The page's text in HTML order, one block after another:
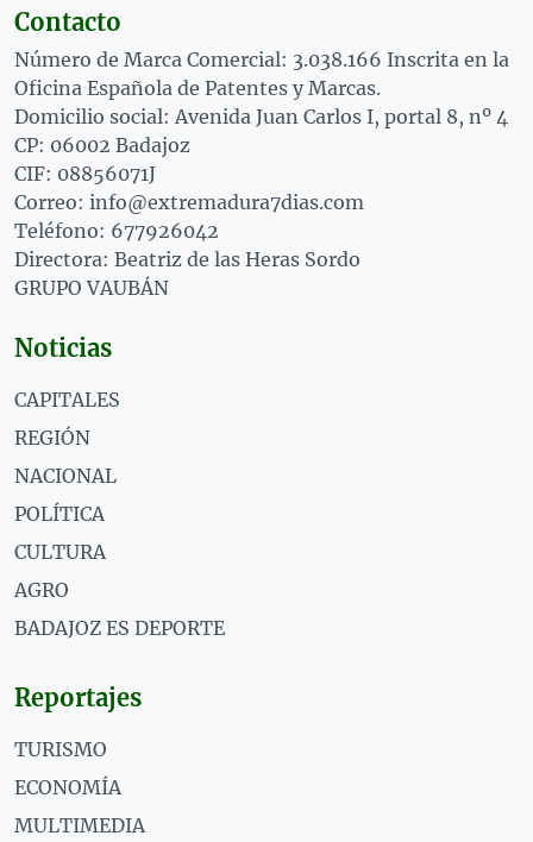
Contacto
Número de Marca Comercial: 3.038.166 Inscrita en la
Oficina Española de Patentes y Marcas.
Domicilio social: Avenida Juan Carlos I, portal 8, nº 4
CP: 06002 Badajoz
CIF: 08856071J
Correo: info@extremadura7dias.com
Teléfono: 677926042
Directora: Beatriz de las Heras Sordo
GRUPO VAUBÁN
Noticias
CAPITALES
REGIÓN
NACIONAL
POLÍTICA
CULTURA
AGRO
BADAJOZ ES DEPORTE
Reportajes
TURISMO
ECONOMÍA
MULTIMEDIA